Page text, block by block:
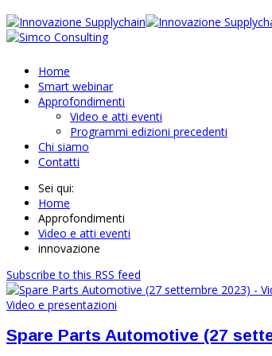
Home
Smart webinar
Approfondimenti
Video e atti eventi
Programmi edizioni precedenti
Chi siamo
Contatti
Sei qui:
Home
Approfondimenti
Video e atti eventi
innovazione
Subscribe to this RSS feed
Video e presentazioni
Spare Parts Automotive (27